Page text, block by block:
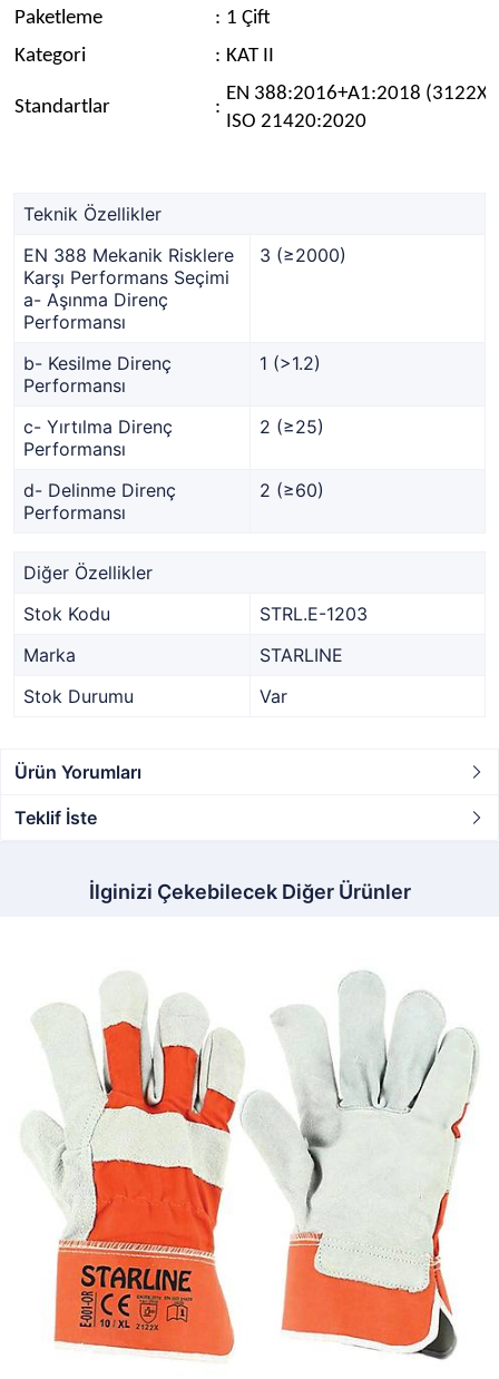
Paketleme
: 1 Çift
Kategori
: KAT II
Standartlar :
EN 388:2016+A1:2018
ISO 21420:2020
Teknik Özellikler
EN 388 Mekanik Risklere
Karşı Performans Seçimi
a- Aşınma Direnç
Performansı
3 (≥2000)
b- Kesilme Direnç
Performansı
1 (>1.2)
c- Yırtılma Direnç
Performansı
2 (≥25)
d- Delinme Direnç
Performansı
2 (≥60)
Diğer Özellikler
Stok Kodu
STRL.E-1203
Marka
STARLINE
Stok Durumu
Var
Ürün Yorumları
Teklif İste
İlginizi Çekebilecek Diğer Ürünler